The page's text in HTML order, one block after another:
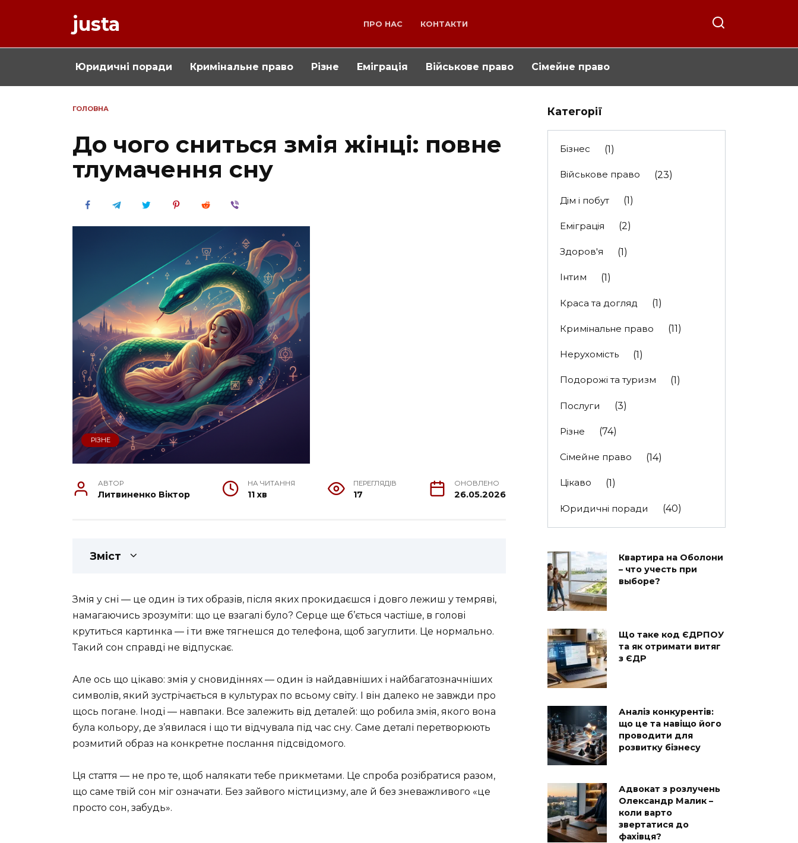
justa ПРО НАС КОНТАКТИ
Юридичні поради Кримінальне право Різне Еміграція Військове право Сімейне право
ГОЛОВНА
До чого сниться змія жінці: повне
тлумачення сну
РІЗНЕ
АВТОР
Литвиненко Віктор
НА ЧИТАННЯ
11 хв
ПЕРЕГЛЯДІВ
17
ОНОВЛЕНО
26.05.2026
Зміст
Змія у сні — це один із тих образів, після яких прокидаєшся і довго лежиш у темряві,
намагаючись зрозуміти: що це взагалі було? Серце ще б’ється частіше, в голові
крутиться картинка — і ти вже тягнешся до телефона, щоб загуглити. Це нормально.
Такий сон справді не відпускає.
Але ось що цікаво: змія у сновидіннях — один із найдавніших і найбагатозначніших
символів, який зустрічається в культурах по всьому світу. І він далеко не завжди про
щось погане. Іноді — навпаки. Все залежить від деталей: що робила змія, якого вона
була кольору, де з’явилася і що ти відчувала під час сну. Саме деталі перетворюють
розмитий образ на конкретне послання підсвідомого.
Ця стаття — не про те, щоб налякати тебе прикметами. Це спроба розібратися разом,
що саме твій сон міг означати. Без зайвого містицизму, але й без зневажливого «це
просто сон, забудь».
Категорії
Бізнес (1)
Військове право (23)
Дім і побут (1)
Еміграція (2)
Здоров'я (1)
Інтим (1)
Краса та догляд (1)
Кримінальне право (11)
Нерухомість (1)
Подорожі та туризм (1)
Послуги (3)
Різне (74)
Сімейне право (14)
Цікаво (1)
Юридичні поради (40)
Квартира на Оболони
– что учесть при
выборе?
Що таке код ЄДРПОУ
та як отримати витяг
з ЄДР
Аналіз конкурентів:
що це та навіщо його
проводити для
розвитку бізнесу
Адвокат з розлучень
Олександр Малик –
коли варто
звертатися до
фахівця?